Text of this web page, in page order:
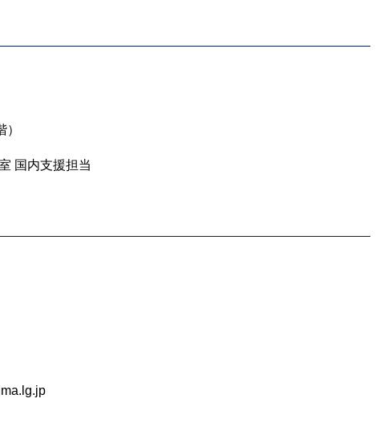
国内支援担当